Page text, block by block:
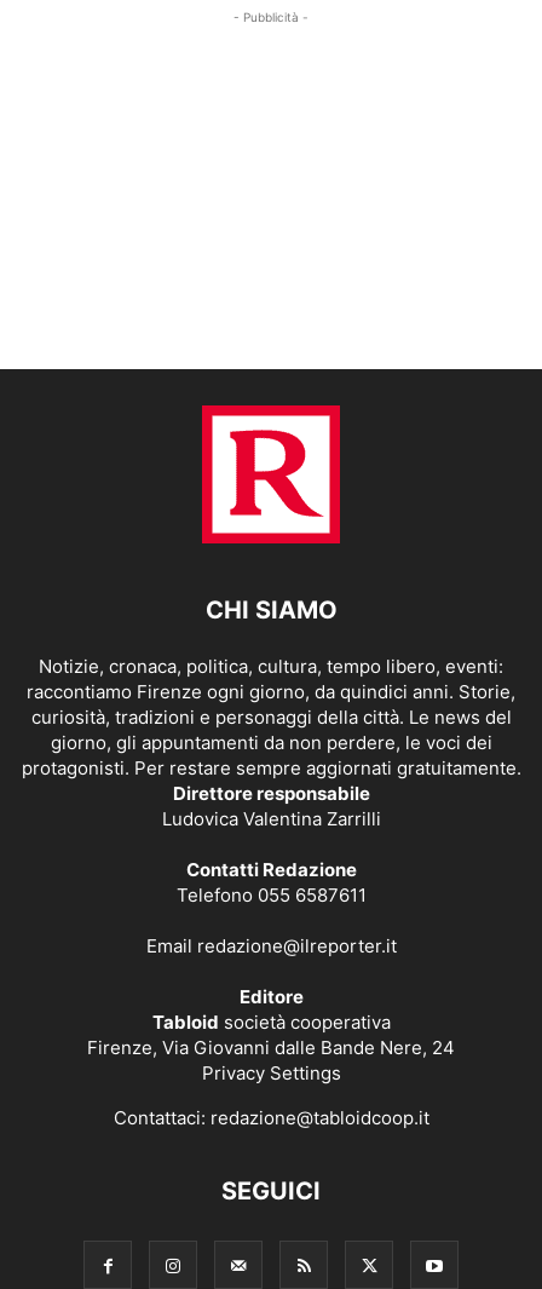
- Pubblicità -
CHI SIAMO
Notizie, cronaca, politica, cultura, tempo libero, eventi:
raccontiamo Firenze ogni giorno, da quindici anni. Storie,
curiosità, tradizioni e personaggi della città. Le news del
giorno, gli appuntamenti da non perdere, le voci dei
protagonisti. Per restare sempre aggiornati gratuitamente.
Direttore responsabile
Ludovica Valentina Zarrilli
Contatti Redazione
Telefono 055 6587611
Email redazione@ilreporter.it
Editore
Tabloid società cooperativa
Firenze, Via Giovanni dalle Bande Nere, 24
Privacy Settings
Contattaci: redazione@tabloidcoop.it
SEGUICI